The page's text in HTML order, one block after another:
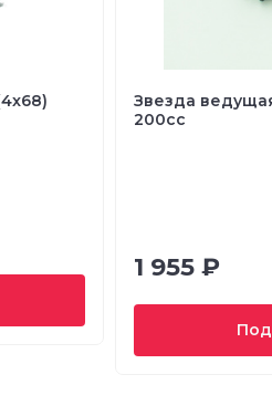
Звезда
200cc
1 955 ₽